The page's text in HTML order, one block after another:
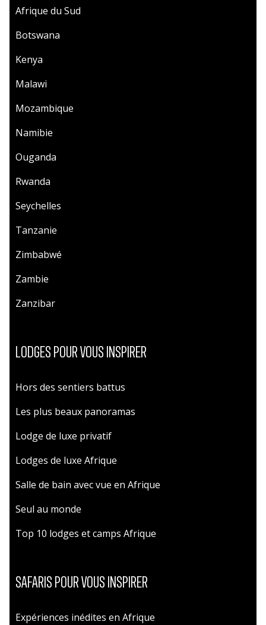
Afrique du Sud
Botswana
Kenya
Malawi
Mozambique
Namibie
Ouganda
Rwanda
Seychelles
Tanzanie
Zimbabwé
Zambie
Zanzibar
LODGES POUR VOUS INSPIRER
Hors des sentiers battus
Les plus beaux panoramas
Lodge de luxe privatif
Lodges de luxe Afrique
Salle de bain avec vue en Afrique
Seul au monde
Top 10 lodges et camps Afrique
SAFARIS POUR VOUS INSPIRER
Expériences inédites en Afrique